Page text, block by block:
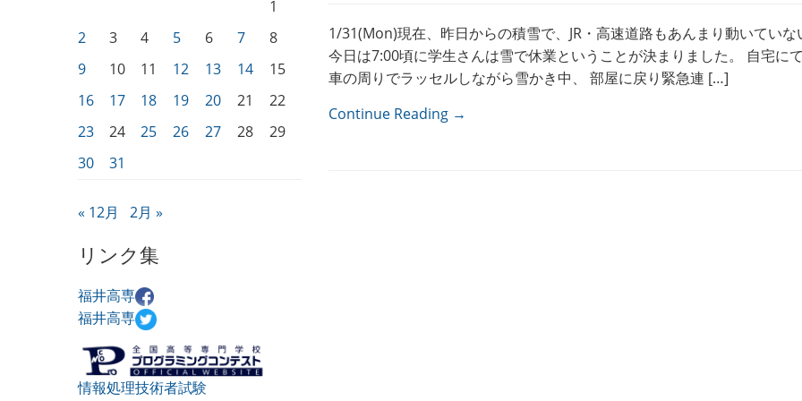
1
2
3 4 5 6 7
8
9
10 11 12 13 14
15
16
17 18 19 20 21
22
23
24 25 26 27 28
29
30
31
« 12月 2月 »
リンク集
福井高専
福井高専
情報処理技術者試験
1/31(Mon)現在、昨日からの積雪で、JR・高速道路もあんまり動いていな
今日は7:00頃に学生さんは雪で休業ということが決まりました。 自宅に
車の周りでラッセルしながら雪かき中、 部屋に戻り緊急連 […]
Continue Reading →